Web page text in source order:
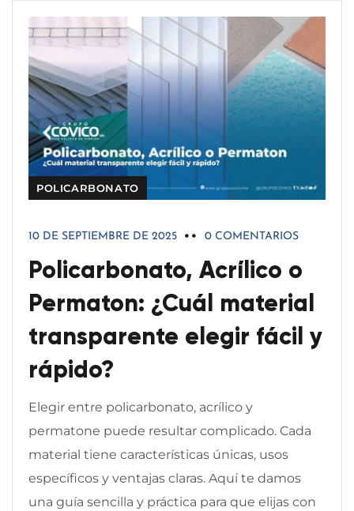
POLICARBONATO
10 DE SEPTIEMBRE DE 2025 0 COMENTARIOS
Policarbonato, Acrílico o
Permaton: ¿Cuál material
transparente elegir fácil y
rápido?
Elegir entre policarbonato, acrílico y
permatone puede resultar complicado. Cada
material tiene características únicas, usos
específicos y ventajas claras. Aquí te damos
una guía sencilla y práctica para que elijas con